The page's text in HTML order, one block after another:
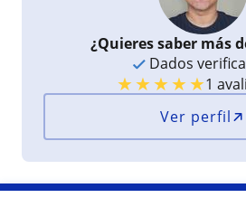
¿Quieres saber más
Dados
★★★★★1
Ver perfil